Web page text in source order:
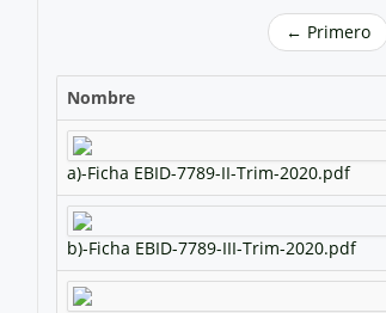
← Primero
Nombre
a)-Ficha EBID-7789-II-Trim-2020.pdf
b)-Ficha EBID-7789-III-Trim-2020.pdf